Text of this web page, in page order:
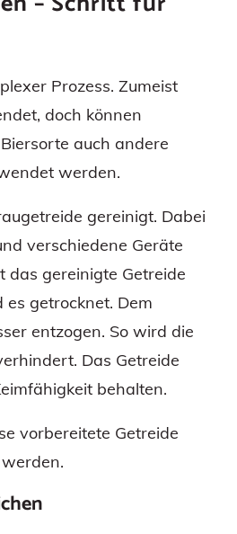
Prozess. Zumeist
doch können
auch andere
werden.
gereinigt. Dabei
verschiedene Geräte
das gereinigte Getreide
getrocknet. Dem
entzogen. So wird die
Das Getreide
behalten.
vorbereitete Getreide